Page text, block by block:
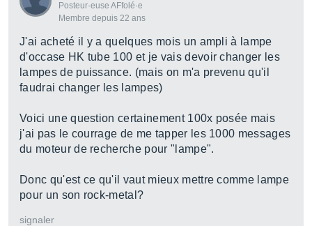
Posteur·euse AFfolé·e
Membre depuis 22 ans
J'ai acheté il y a quelques mois un ampli à lampe
d'occase HK tube 100 et je vais devoir changer les
lampes de puissance. (mais on m'a prevenu qu'il
faudrai changer les lampes)
Voici une question certainement 100x posée mais
j'ai pas le courrage de me tapper les 1000 messages
du moteur de recherche pour "lampe".
Donc qu'est ce qu'il vaut mieux mettre comme lampe
pour un son rock-metal?
signaler